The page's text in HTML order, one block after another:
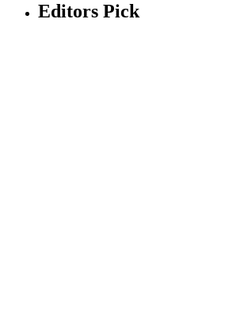
Editors Pick